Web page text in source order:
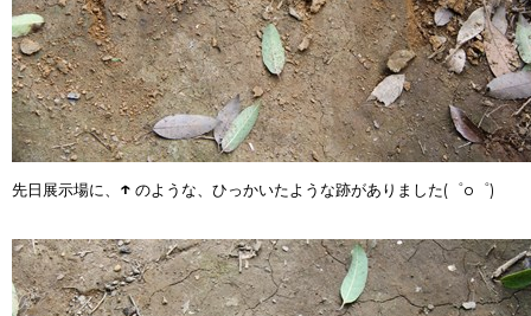
先日展示場に、 ↑ のような、ひっかいたような跡がありました(゜o゜)